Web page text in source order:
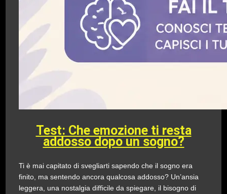
Test: Che emozione ti resta
addosso dopo un sogno?
Ti è mai capitato di svegliarti sapendo che il sogno era
finito, ma sentendo ancora qualcosa addosso? Un’ansia
leggera, una nostalgia difficile da spiegare, il bisogno di